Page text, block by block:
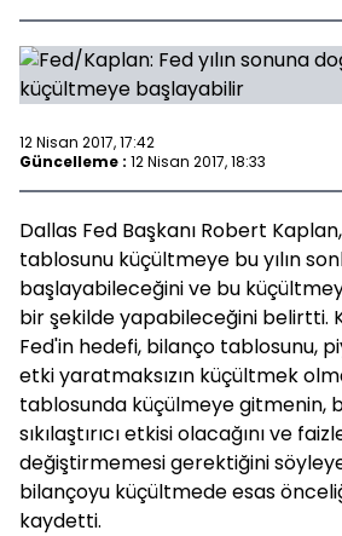
12 Nisan 2017, 17:42
Güncelleme : 12 Nisan 2017, 18:33
Dallas Fed Başkanı Robert
tablosunu küçültmeye bu yılın
başlayabileceğini ve bu
bir şekilde yapabileceğini belirtti.
Fed'in hedefi, bilanço tablosunu,
etki yaratmaksızın küçültmek
tablosunda küçülmeye gitmenin,
sıkılaştırıcı etkisi olacağını ve
değiştirmemesi gerektiğini
bilançoyu küçültmede esas
kaydetti.